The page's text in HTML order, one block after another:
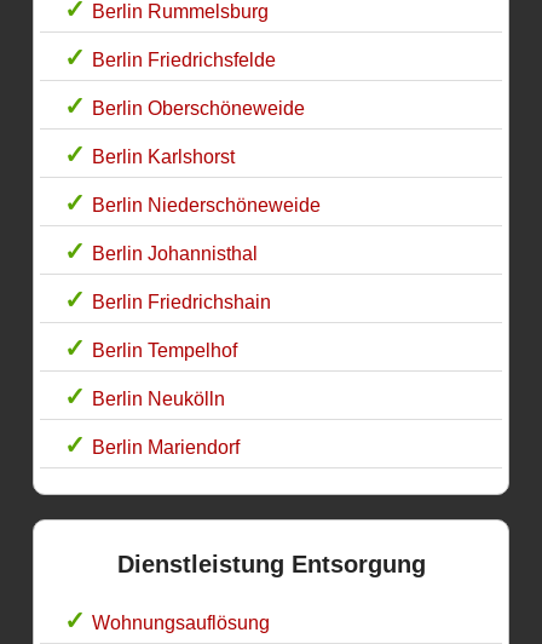
Berlin Rummelsburg
Berlin Friedrichsfelde
Berlin Oberschöneweide
Berlin Karlshorst
Berlin Niederschöneweide
Berlin Johannisthal
Berlin Friedrichshain
Berlin Tempelhof
Berlin Neukölln
Berlin Mariendorf
Dienstleistung Entsorgung
Wohnungsauflösung